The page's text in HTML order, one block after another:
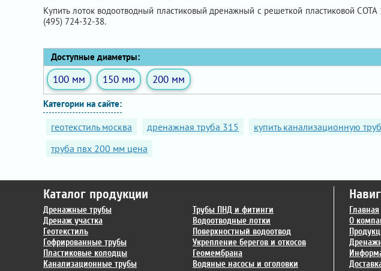
Купить лоток водоотводный пластиковый дренажный с решеткой пластиковой
(495) 724-32-38.
Доступные диаметры:
100 мм 150 мм 200 мм
Категории на сайте:
геотекстиль москва дренажная труба 315 купить канализационную
труба пвх 200 мм цена
Каталог продукции
Дренажные трубы
Дренаж участка
Геотекстиль
Гофрированные трубы
Пластиковые колодцы
Канализационные трубы
Трубы ПНД и фитинги
Водоотводные лотки
Поверхностный водоотвод
Укрепление берегов и откосов
Геомембрана
Водяные насосы и оголовки
Главная
О